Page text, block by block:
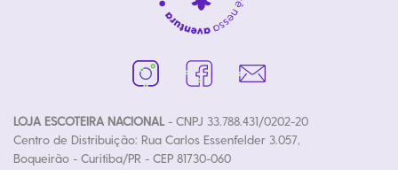
LOJA ESCOTEIRA NACIONAL- CNPJ 33.788.431/0202-20
Centro de Distribuição: Rua Carlos Essenfelder 3.057,
Boqueirão - Curitiba/PR - CEP 81730-060